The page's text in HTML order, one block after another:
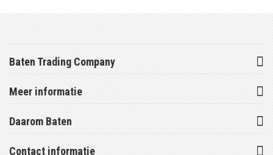
Baten Trading Company
Meer informatie
Daarom Baten
Contact informatie